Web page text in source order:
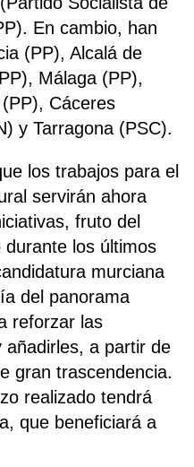
En cambio, han
(PP), Alcalá de
Málaga (PP),
Cáceres
y Tarragona (PSC).
los trabajos para el
servirán ahora
fruto del
durante los últimos
murciana
del panorama
reforzar las
añadirles, a partir de
gran trascendencia.
realizado tendrá
que beneficiará a